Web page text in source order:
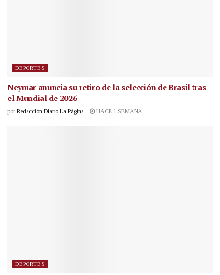
DEPORTES
Neymar anuncia su retiro de la selección de Brasil tras
el Mundial de 2026
por Redacción Diario La Página HACE 1 SEMANA
DEPORTES